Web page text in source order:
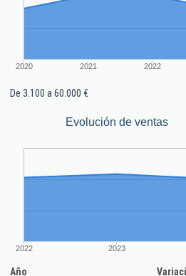
2020 2021 2022
De 3.100 a 60.000 €
Evolución de ventas
2022 2023
Año